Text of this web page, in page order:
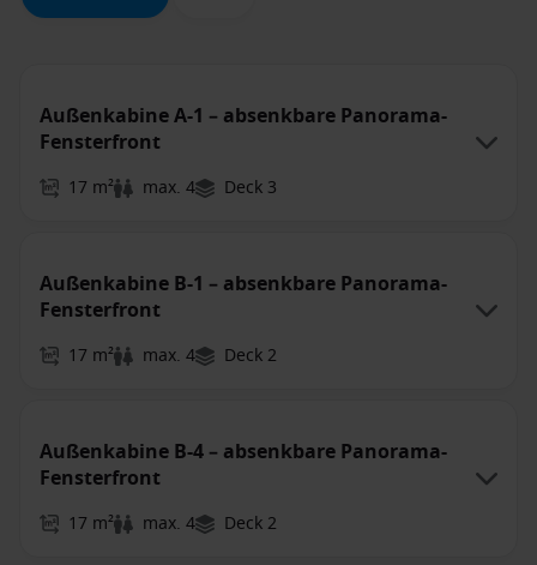
Außenkabine A-1 – absenkbare Panorama-
Fensterfront
17 m² max. 4 Deck 3
Außenkabine B-1 – absenkbare Panorama-
Fensterfront
17 m² max. 4 Deck 2
Außenkabine B-4 – absenkbare Panorama-
Fensterfront
17 m² max. 4 Deck 2